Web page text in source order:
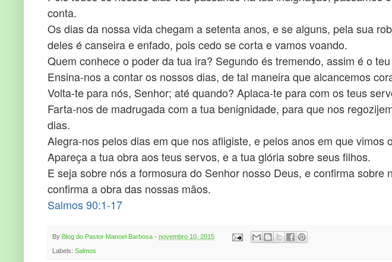
conta.
Os dias da nossa vida chegam a setenta anos, e se alguns, pela sua
deles é canseira e enfado, pois cedo se corta e vamos voando.
Quem conhece o poder da tua ira? Segundo és tremendo, assim é o
Ensina-nos a contar os nossos dias, de tal maneira que alcancemos
Volta-te para nós, Senhor; até quando? Aplaca-te para com os teus
Farta-nos de madrugada com a tua benignidade, para que nos
dias.
Alegra-nos pelos dias em que nos afligiste, e pelos anos em que vimos
Apareça a tua obra aos teus servos, e a tua glória sobre seus filhos.
E seja sobre nós a formosura do Senhor nosso Deus, e confirma sobre
confirma a obra das nossas mãos.
Salmos 90:1-17
By Blog do Pastor Manoel Barbosa - novembro 10, 2015
Labels: Salmos